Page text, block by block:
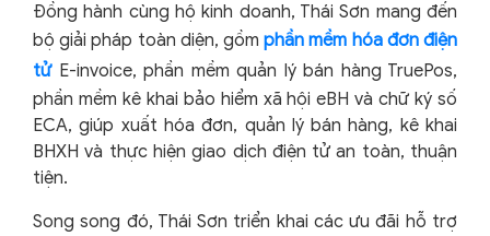
Đồng hành cùng hộ kinh doanh, Thái Sơn mang đến
bộ giải pháp toàn diện, gồmphần mềm hóa đơn điện
tửE-invoice, phần mềm quản lý bán hàng TruePos,
phần mềm kê khai bảo hiểm xã hội eBH và chữ ký số
ECA, giúp xuất hóa đơn, quản lý bán hàng, kê khai
BHXH và thực hiện giao dịch điện tử an toàn, thuận
tiện.
Song song đó, Thái Sơn triển khai các ưu đãi hỗ trợ